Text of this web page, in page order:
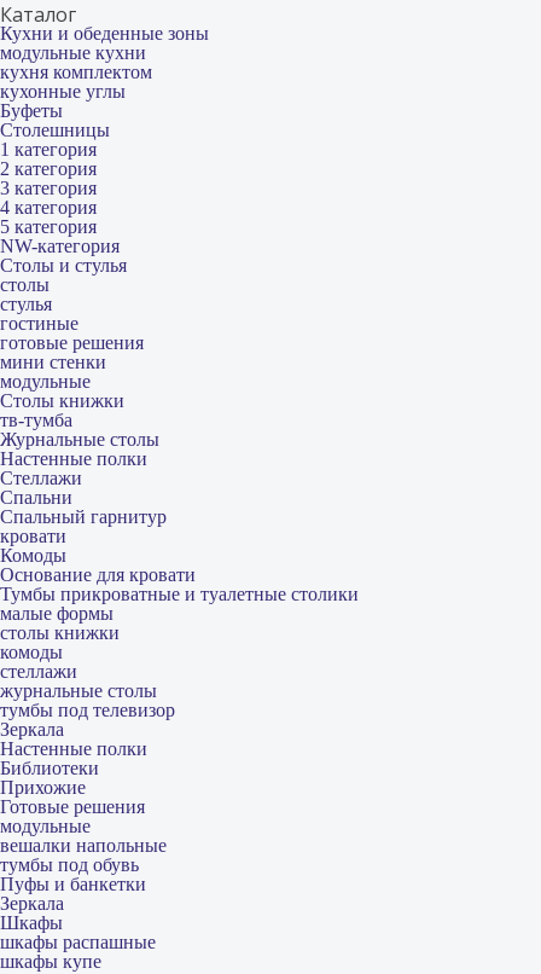
Каталог
Кухни и обеденные зоны
модульные кухни
кухня комплектом
кухонные углы
Буфеты
Столешницы
1 категория
2 категория
3 категория
4 категория
5 категория
NW-категория
Столы и стулья
столы
стулья
гостиные
готовые решения
мини стенки
модульные
Столы книжки
тв-тумба
Журнальные столы
Настенные полки
Стеллажи
Спальни
Спальный гарнитур
кровати
Комоды
Основание для кровати
Тумбы прикроватные и туалетные столики
малые формы
столы книжки
комоды
стеллажи
журнальные столы
тумбы под телевизор
Зеркала
Настенные полки
Библиотеки
Прихожие
Готовые решения
модульные
вешалки напольные
тумбы под обувь
Пуфы и банкетки
Зеркала
Шкафы
шкафы распашные
шкафы купе